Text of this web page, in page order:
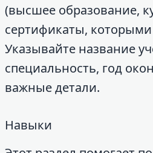
(высшее образование,
сертификаты,
Указывайте название
специальность, год
важные детали.
Навыки